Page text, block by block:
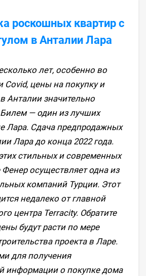
роскошных квартир с
в Анталии Лара
лет, особенно во
Covid, цены на покупку и
Анталии значительно
— один из лучших
Лара. Сдача предпродажных
Лара до конца 2022 года.
стильных и современных
осуществляет одна из
компаний Турции. Этот
недалеко от главной
центра Terracity. Обратите
будут расти по мере
проекта в Ларе.
для получения
информации о покупке дома